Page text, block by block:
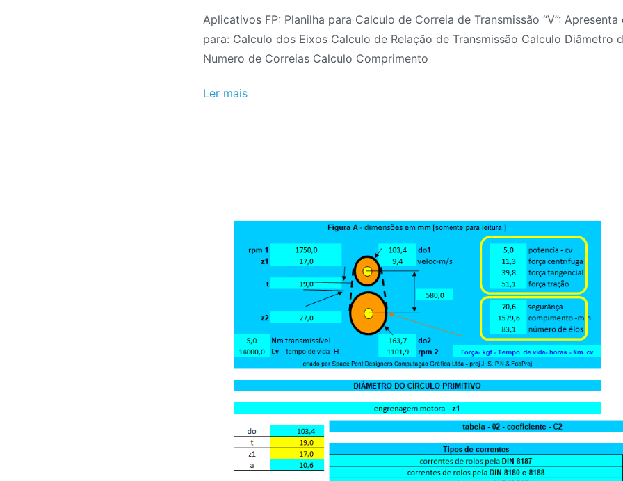
2020
Aplicativos FP: Planilha para Calculo de Correia de Transmissão “V”:
para: Calculo dos Eixos Calculo de Relação de Transmissão Calculo Diâmetro
Numero de Correias Calculo Comprimento
Ler mais